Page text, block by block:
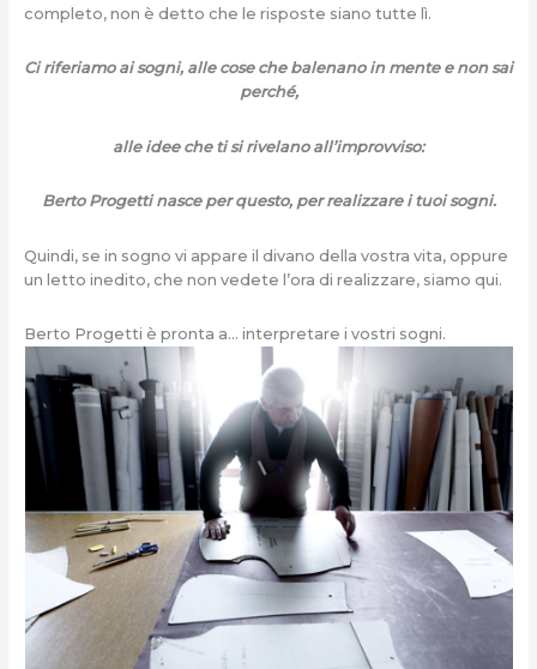
completo, non è detto che le risposte siano tutte lì.
Ci riferiamo ai sogni, alle cose che balenano in mente e non sai
perché,
alle idee che ti si rivelano all’improvviso:
Berto Progetti nasce per questo, per realizzare i tuoi sogni.
Quindi, se in sogno vi appare il divano della vostra vita, oppure
un letto inedito, che non vedete l’ora di realizzare, siamo qui.
Berto Progetti è pronta a… interpretare i vostri sogni.